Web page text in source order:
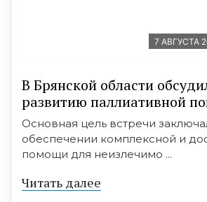
7 АВГУСТА
В Брянской области
развитию паллиативной
Основная цель встречи
обеспечении комплексной и
помощи для неизлечимо ...
Читать далее